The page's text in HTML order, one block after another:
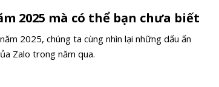
2025 mà có thể bạn chưa biết
2025, chúng ta cùng nhìn lại những dấu ấn
Zalo trong năm qua.